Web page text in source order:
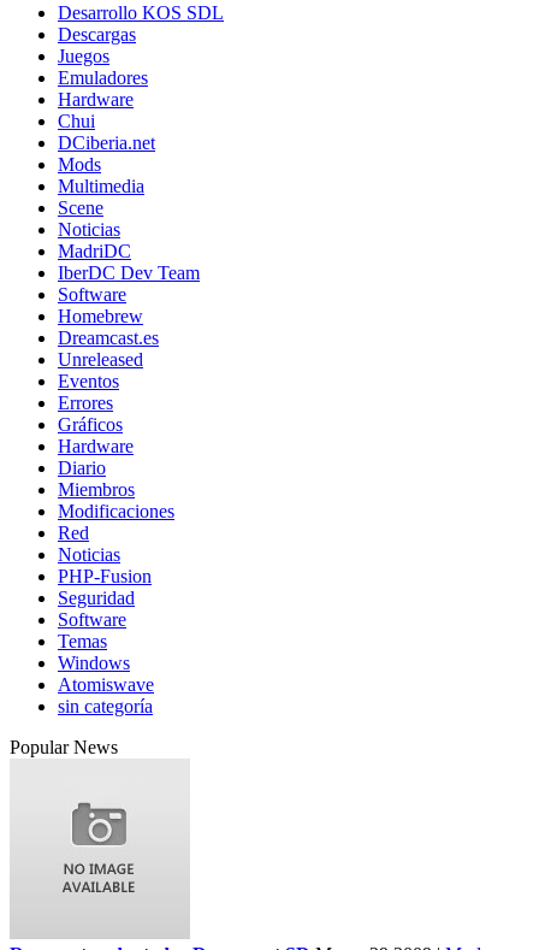
Desarrollo KOS SDL
Descargas
Juegos
Emuladores
Hardware
Chui
DCiberia.net
Mods
Multimedia
Scene
Noticias
MadriDC
IberDC Dev Team
Software
Homebrew
Dreamcast.es
Unreleased
Eventos
Errores
Gráficos
Hardware
Diario
Miembros
Modificaciones
Red
Noticias
PHP-Fusion
Seguridad
Software
Temas
Windows
Atomiswave
sin categoría
Popular News